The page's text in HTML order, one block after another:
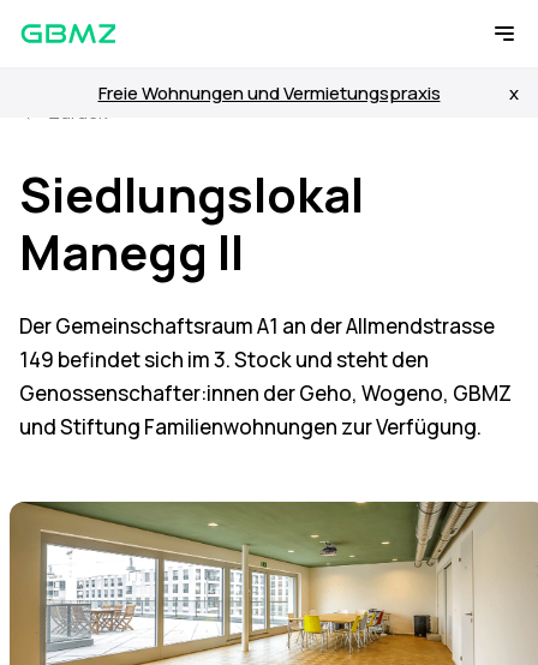
Zurück
Siedlungslokal
Manegg II
Der Gemeinschaftsraum A1 an der Allmendstrasse
149 befindet sich im 3. Stock und steht den
Genossenschafter:innen der Geho, Wogeno, GBMZ
und Stiftung Familienwohnungen zur Verfügung.
Freie Wohnungen und Vermietungspraxis x